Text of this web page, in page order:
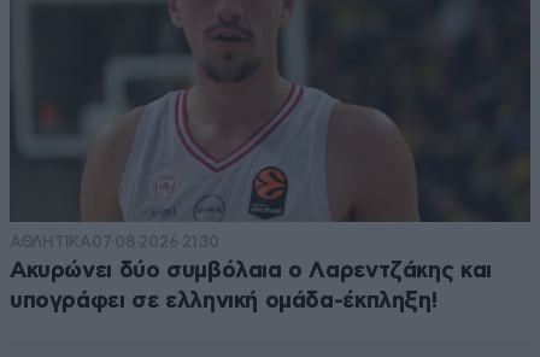
ΑΘΛΗΤΙΚΑ07·08·2026 21:30
Ακυρώνει δύο συμβόλαια ο Λαρεντζάκης και
υπογράφει σε ελληνική ομάδα-έκπληξη!